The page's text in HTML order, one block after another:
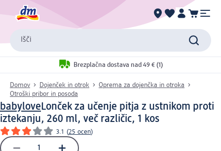
Išči
Brezplačna dostava nad 49 € (1)
Domov Dojenček in otrok
Oprema za dojenčka in otroka
Otroški pribor in posoda
babyloveLonček za učenje pitja z ustnikom proti
iztekanju, 260 ml, več različic, 1 kos
3.1 (25 ocen)